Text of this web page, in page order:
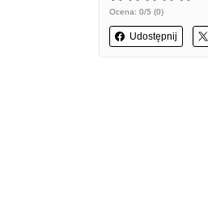
Ocena: 0/5 (0)
Udostępnij